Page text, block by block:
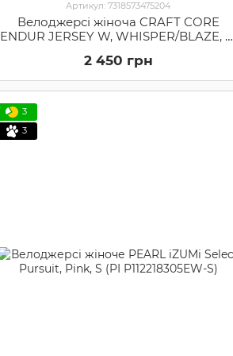
Артикул: 7318573475204
Велоджерсі жіноча CRAFT CORE
ENDUR JERSEY W, WHISPER/BLAZE, M
2 450 грн
3
3